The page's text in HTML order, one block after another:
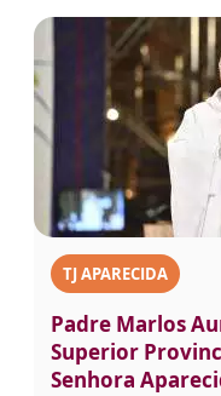
TJ APARECIDA
Padre Marlos
Superior
Senhora